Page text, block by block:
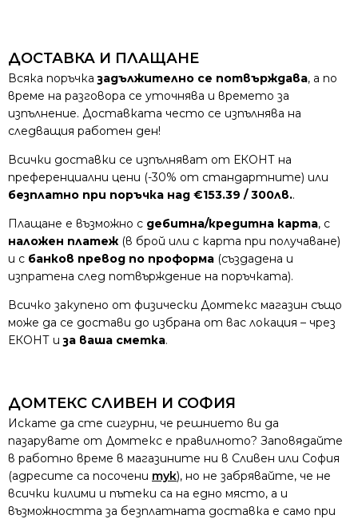
ДОСТАВКА И ПЛАЩАНЕ
Всяка поръчказадължително се потвърждава, а по
време на разговора се уточнява и времето за
изпълнение. Доставката често се изпълнява на
следващия работен ден!
Всички доставки се изпълняват от ЕКОНТ на
преференциални цени (-30% от стандартните) или
безплатно при поръчка над €153.39 / 300лв..
Плащане е възможно с дебитна/кредитна карта, с
наложен платеж (в брой или с карта при получаване)
и с банков превод по проформа (създадена и
изпратена след потвърждение на поръчката).
Всичко закупено от физически Домтекс магазин също
може да се достави до избрана от вас локация – чрез
ЕКОНТ иза ваша сметка.
ДОМТЕКС СЛИВЕН И СОФИЯ
Искате да сте сигурни, че решнието ви да
пазарувате от Домтекс е правилното? Заповядайте
в работно време в магазините ни в Сливен или София
(адресите са посочени тук), но не забрявайте, че не
всички килими и пътеки са на едно място, а и
възможността за безплатната доставка е само при